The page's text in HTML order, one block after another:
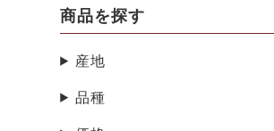
商品を探す
産地
品種